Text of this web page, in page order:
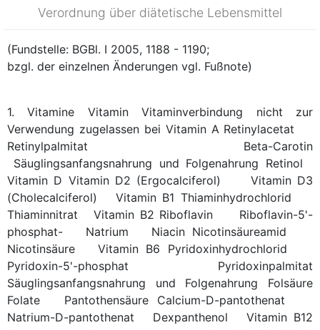
Verordnung über diätetische Lebensmittel
(Fundstelle: BGBl. I 2005, 1188 - 1190;
bzgl. der einzelnen Änderungen vgl. Fußnote)
1. Vitamine Vitamin Vitaminverbindung
nicht zur
Verwendung zugelassen bei Vitamin A Retinylacetat
Retinylpalmitat
Beta-Carotin
Säuglingsanfangsnahrung und Folgenahrung Retinol
Vitamin D Vitamin D2 (Ergocalciferol)
Vitamin D3
(Cholecalciferol)
Vitamin B1 Thiaminhydrochlorid
Thiaminnitrat
Vitamin B2 Riboflavin
Riboflavin-5'-
phosphat-
Natrium Niacin Nicotinsäureamid
Nicotinsäure
Vitamin B6
Pyridoxinhydrochlorid
Pyridoxin-5'-phosphat
Pyridoxinpalmitat
Säuglingsanfangsnahrung und Folgenahrung
Folsäure
Folate
Pantothensäure
Calcium-D-pantothenat
Natrium-D-pantothenat
Dexpanthenol
Vitamin B12